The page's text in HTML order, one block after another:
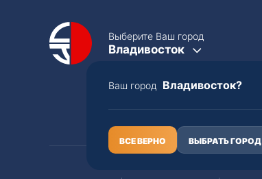
Выберите Ваш город
Владивосток
Ваш город Владивосток?
ВСЕ ВЕРНО ВЫБРАТЬ ГОРОД